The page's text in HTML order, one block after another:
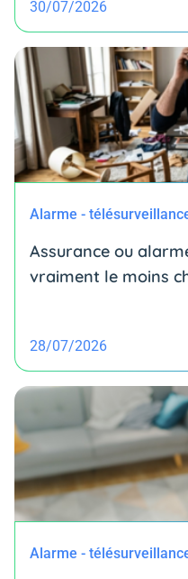
30/07/2026
Alarme -
Assurance ou
vraiment le moins
28/07/2026
Alarme -